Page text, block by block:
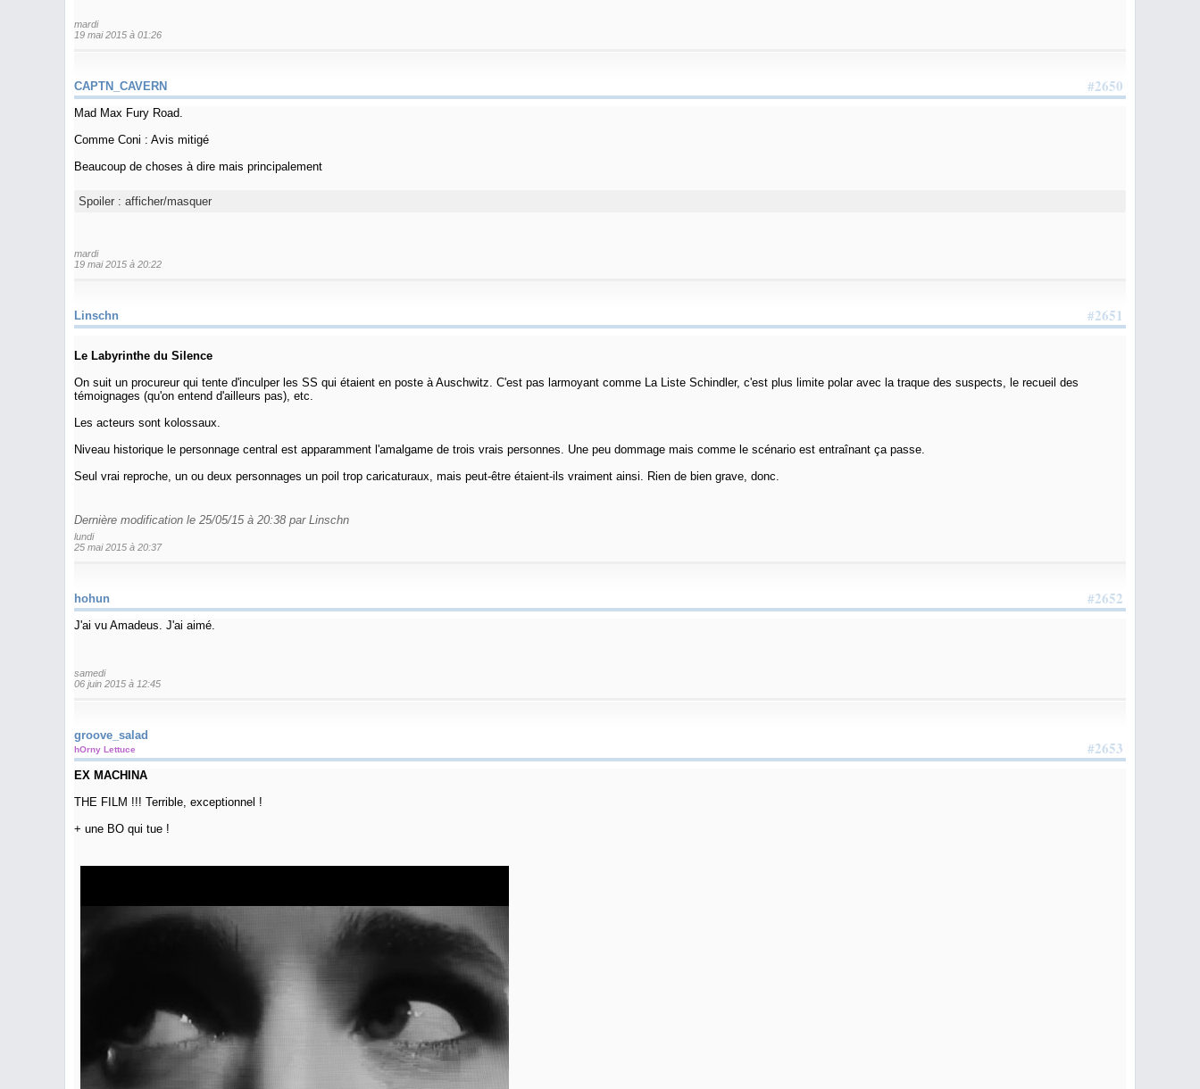
mardi
19 mai 2015 à 01:26
#2650
CAPTN_CAVERN
Mad Max Fury Road.
Comme Coni : Avis mitigé
Beaucoup de choses à dire mais principalement
Spoiler : afficher/masquer
mardi
19 mai 2015 à 20:22
#2651
Linschn
Le Labyrinthe du Silence
On suit un procureur qui tente d'inculper les SS qui étaient en poste à Auschwitz. C'est pas larmoyant comme La Liste Schindler, c'est plus limite polar avec la traque des suspects, le recueil des
témoignages (qu'on entend d'ailleurs pas), etc.
Les acteurs sont kolossaux.
Niveau historique le personnage central est apparamment l'amalgame de trois vrais personnes. Une peu dommage mais comme le scénario est entraînant ça passe.
Seul vrai reproche, un ou deux personnages un poil trop caricaturaux, mais peut-être étaient-ils vraiment ainsi. Rien de bien grave, donc.
Dernière modification le 25/05/15 à 20:38 par Linschn
lundi
25 mai 2015 à 20:37
#2652
hohun
J'ai vu Amadeus. J'ai aimé.
samedi
06 juin 2015 à 12:45
groove_salad
#2653
hOrny Lettuce
EX MACHINA
THE FILM !!! Terrible, exceptionnel !
+ une BO qui tue !